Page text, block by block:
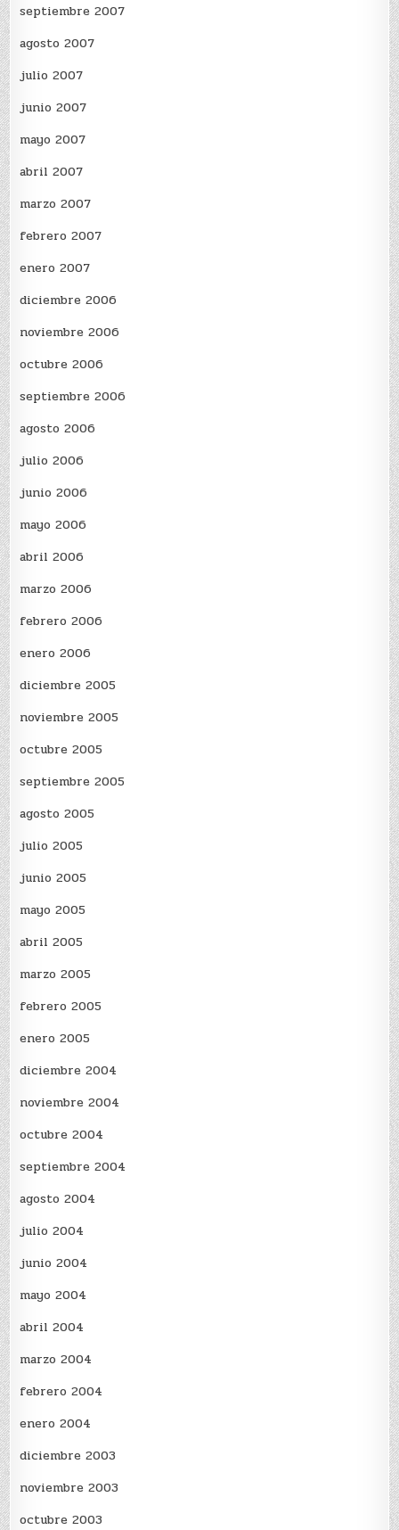
septiembre 2007
agosto 2007
julio 2007
junio 2007
mayo 2007
abril 2007
marzo 2007
febrero 2007
enero 2007
diciembre 2006
noviembre 2006
octubre 2006
septiembre 2006
agosto 2006
julio 2006
junio 2006
mayo 2006
abril 2006
marzo 2006
febrero 2006
enero 2006
diciembre 2005
noviembre 2005
octubre 2005
septiembre 2005
agosto 2005
julio 2005
junio 2005
mayo 2005
abril 2005
marzo 2005
febrero 2005
enero 2005
diciembre 2004
noviembre 2004
octubre 2004
septiembre 2004
agosto 2004
julio 2004
junio 2004
mayo 2004
abril 2004
marzo 2004
febrero 2004
enero 2004
diciembre 2003
noviembre 2003
octubre 2003